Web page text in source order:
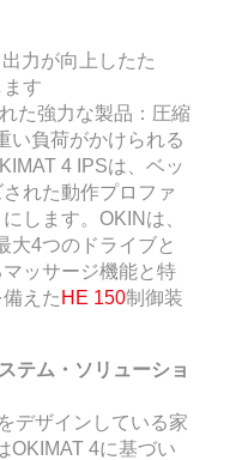
力が向上したた
す
た強力な製品：圧縮
い負荷がかけられる
4 IPSは、ベッ
れた動作プロファ
します。OKINは、
大4つのドライブと
ッサージ機能と特
えた HE 150制御装
テム・ソリューショ
デザインしている家
OKIMAT 4に基づい